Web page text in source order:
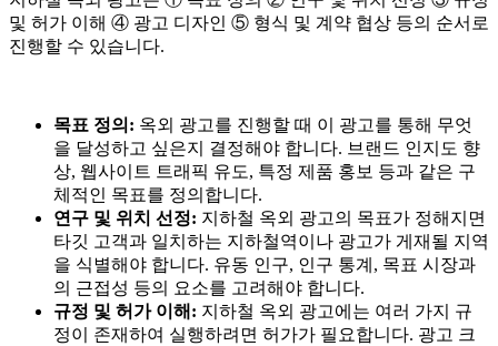
및 허가 이해 ④ 광고 디자인 ⑤ 형식 및 계약 협상 등의 순서로
진행할 수 있습니다.
목표 정의: 옥외 광고를 진행할 때 이 광고를 통해 무엇
을 달성하고 싶은지 결정해야 합니다. 브랜드 인지도 향
상, 웹사이트 트래픽 유도, 특정 제품 홍보 등과 같은 구
체적인 목표를 정의합니다.
연구 및 위치 선정: 지하철 옥외 광고의 목표가 정해지면
타깃 고객과 일치하는 지하철역이나 광고가 게재될 지역
을 식별해야 합니다. 유동 인구, 인구 통계, 목표 시장과
의 근접성 등의 요소를 고려해야 합니다.
규정 및 허가 이해: 지하철 옥외 광고에는 여러 가지 규
정이 존재하여 실행하려면 허가가 필요합니다. 광고 크